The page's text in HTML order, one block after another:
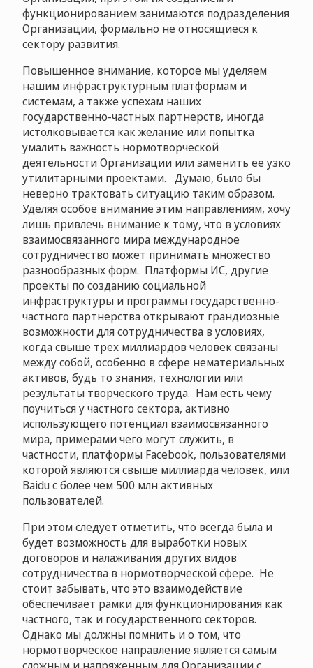
функционированием занимаются подразделения
Организации, формально не относящиеся к
сектору развития.
Повышенное внимание, которое мы уделяем
нашим инфраструктурным платформам и
системам, а также успехам наших
государственно-частных партнерств, иногда
истолковывается как желание или попытка
умалить важность нормотворческой
деятельности Организации или заменить ее узко
утилитарными проектами. Думаю, было бы
неверно трактовать ситуацию таким образом.
Уделяя особое внимание этим направлениям, хочу
лишь привлечь внимание к тому, что в условиях
взаимосвязанного мира международное
сотрудничество может принимать множество
разнообразных форм. Платформы ИС, другие
проекты по созданию социальной
инфраструктуры и программы государственно-
частного партнерства открывают грандиозные
возможности для сотрудничества в условиях,
когда свыше трех миллиардов человек связаны
между собой, особенно в сфере нематериальных
активов, будь то знания, технологии или
результаты творческого труда. Нам есть чему
поучиться у частного сектора, активно
использующего потенциал взаимосвязанного
мира, примерами чего могут служить, в
частности, платформы Facebook, пользователями
которой являются свыше миллиарда человек, или
Baidu с более чем 500 млн активных
пользователей.
При этом следует отметить, что всегда была и
будет возможность для выработки новых
договоров и налаживания других видов
сотрудничества в нормотворческой сфере. Не
стоит забывать, что это взаимодействие
обеспечивает рамки для функционирования как
частного, так и государственного секторов.
Однако мы должны помнить и о том, что
нормотворческое направление является самым